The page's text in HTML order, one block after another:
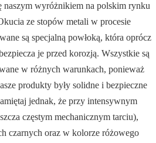
naszym wyróżnikiem na polskim rynku
ze stopów metali w procesie
są specjalną powłoką, która oprócz
je przed korozją. Wszystkie są
w różnych warunkach, ponieważ
produkty były solidne i bezpieczne
jednak, że przy intensywnym
częstym mechanicznym tarciu),
czarnych oraz w kolorze różowego